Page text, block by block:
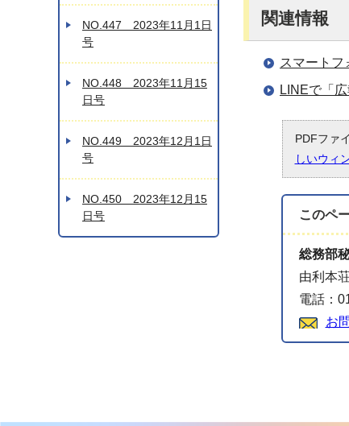
関連情報
スマートフ
LINEで「
PDFファ
しいウィ
このペ
総務部
由利本
電話：
お
NO.447 2023年11月1日
号
NO.448 2023年11月15
日号
NO.449 2023年12月1日
号
NO.450 2023年12月15
日号